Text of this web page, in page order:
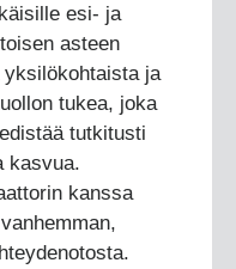
esi- ja
asteen
ja
tukea, joka
tutkitusti
kasvua.
kanssa